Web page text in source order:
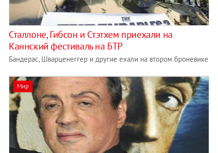
Сталлоне, Гибсон и Стэтхем приехали на
Каннский фестиваль на БТР
Бандерас, Шварценеггер и другие ехали на втором броневике
Мир